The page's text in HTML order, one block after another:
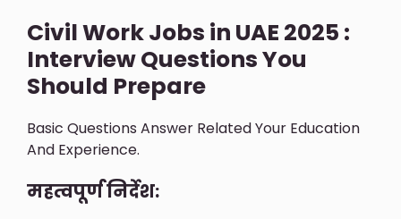
Civil Work Jobs in UAE 2025 :
Interview Questions You
Should Prepare
Basic Questions Answer Related Your Education
And Experience.
महत्वपूर्ण निर्देश: